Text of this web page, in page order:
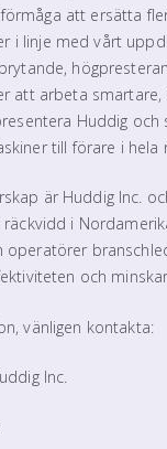
att ersätta
i linje med vårt
att arbeta smartare,
Huddig
till förare i hela
är Huddig Inc.
i
operatörer
och
vänligen kontakta:
Inc.